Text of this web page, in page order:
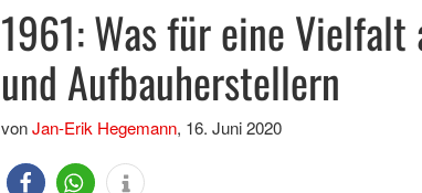
1961: Was für eine Vielfalt
und Aufbauherstellern
vonJan-Erik Hegemann, 16. Juni 2020